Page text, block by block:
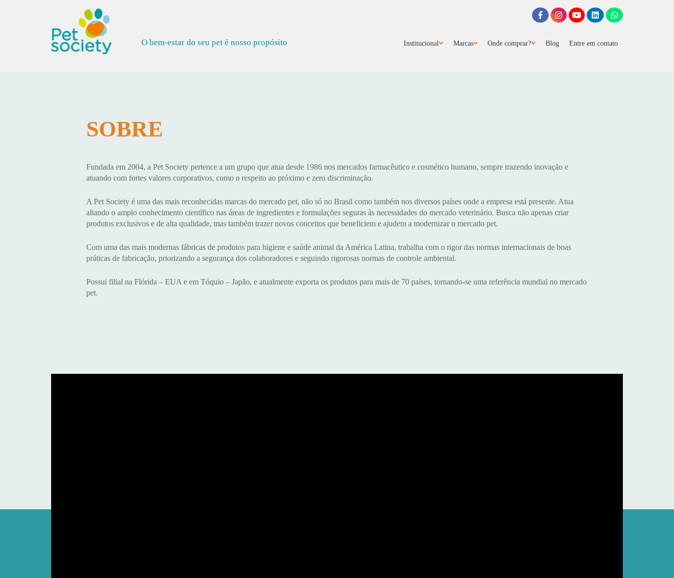
O bem-estar do seu pet é nosso propósito Institucional Marcas Onde comprar? Blog Entre em contato
SOBRE
Fundada em 2004, a Pet Society pertence a um grupo que atua desde 1986 nos mercados farmacêutico e cosmético humano, sempre trazendo inovação e
atuando com fortes valores corporativos, como o respeito ao próximo e zero discriminação.
A Pet Society é uma das mais reconhecidas marcas do mercado pet, não só no Brasil como também nos diversos países onde a empresa está presente. Atua
aliando o amplo conhecimento científico nas áreas de ingredientes e formulações seguras às necessidades do mercado veterinário. Busca não apenas criar
produtos exclusivos e de alta qualidade, mas também trazer novos conceitos que beneficiem e ajudem a modernizar o mercado pet.
Com uma das mais modernas fábricas de produtos para higiene e saúde animal da América Latina, trabalha com o rigor das normas internacionais de boas
práticas de fabricação, priorizando a segurança dos colaboradores e seguindo rigorosas normas de controle ambiental.
Possui filial na Flórida – EUA e em Tóquio – Japão, e atualmente exporta os produtos para mais de 70 países, tornando-se uma referência mundial no mercado
pet.